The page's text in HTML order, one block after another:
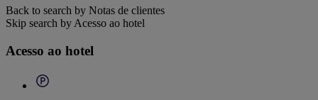
Back to search by Notas de clientes
Skip search by Acesso ao hotel
Acesso ao hotel